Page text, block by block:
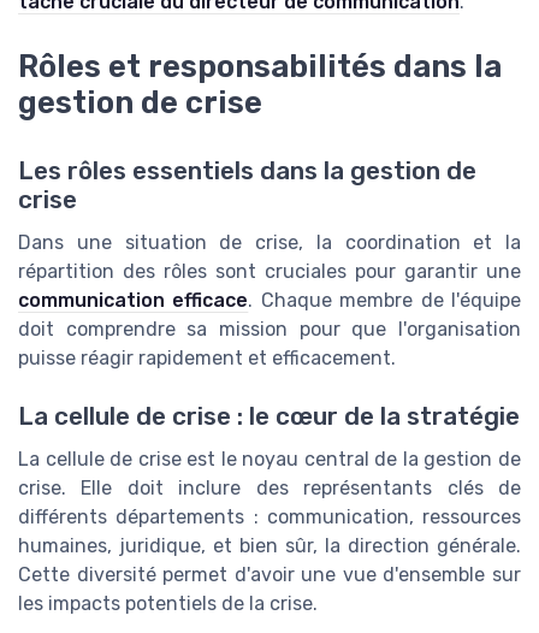
Rôles et responsabilités dans la
gestion de crise
Les rôles essentiels dans la gestion de
crise
Dans une situation de crise, la coordination et la
répartition des rôles sont cruciales pour garantir une
communication efficace. Chaque membre de l'équipe
doit comprendre sa mission pour que l'organisation
puisse réagir rapidement et efficacement.
La cellule de crise : le cœur de la stratégie
La cellule de crise est le noyau central de la gestion de
crise. Elle doit inclure des représentants clés de
différents départements : communication, ressources
humaines, juridique, et bien sûr, la direction générale.
Cette diversité permet d'avoir une vue d'ensemble sur
les impacts potentiels de la crise.